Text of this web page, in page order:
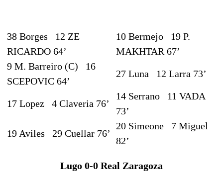
38 Borges
12 ZE
RICARDO 64’
10 Bermejo
19 P.
MAKHTAR 67’
9 M. Barreiro (C)
16
SCEPOVIC 64’
27 Luna 12 Larra 73’
17 Lopez 4 Claveria 76’
14 Serrano
11 VADA
73’
19 Aviles 29 Cuellar 76’
20 Simeone
7 Miguel
82’
Lugo 0-0 Real Zaragoza